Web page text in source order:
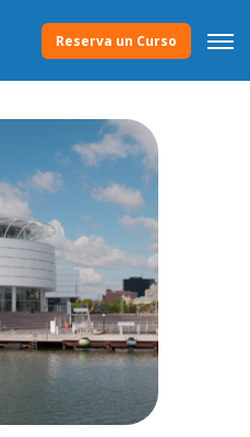
Reserva un Curso